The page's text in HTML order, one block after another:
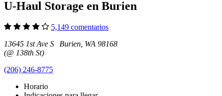
U-Haul Storage en Burien
5,149 comentarios
13645 1st Ave S Burien, WA 98168
(@ 138th St)
(206) 246-8775
Horario